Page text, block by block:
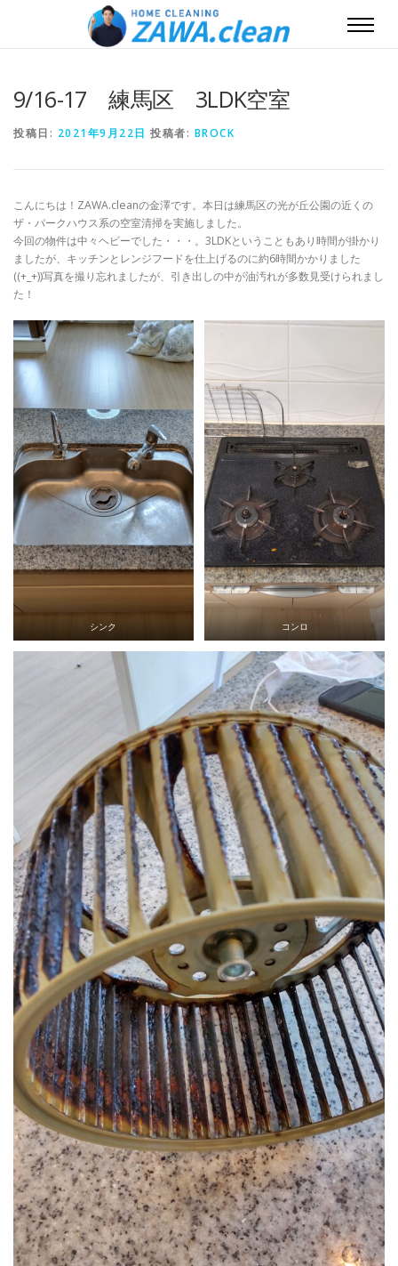
9/16-17 練馬区 3LDK空室
投稿日: 2021年9月22日 投稿者: BROCK
こんにちは！ZAWA.cleanの金澤です。本日は練馬区の光が丘公園の近くの
ザ・パークハウス系の空室清掃を実施しました。
今回の物件は中々ヘビーでした・・・。3LDKということもあり時間が掛かり
ましたが、キッチンとレンジフードを仕上げるのに約6時間かかりました
((+_+))写真を撮り忘れましたが、引き出しの中が油汚れが多数見受けられまし
た！
シンク コンロ